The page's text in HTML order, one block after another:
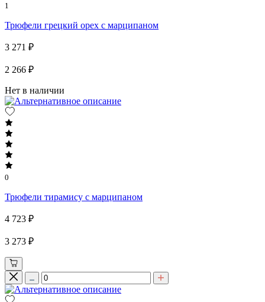
1
Трюфели грецкий орех с марципаном
3 271 ₽
2 266 ₽
Нет в наличии
0
Трюфели тирамису с марципаном
4 723 ₽
3 273 ₽